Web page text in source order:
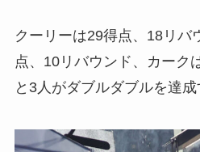
クーリーは29得点、18リバ
点、10リバウンド、カーク
と3人がダブルダブルを達成